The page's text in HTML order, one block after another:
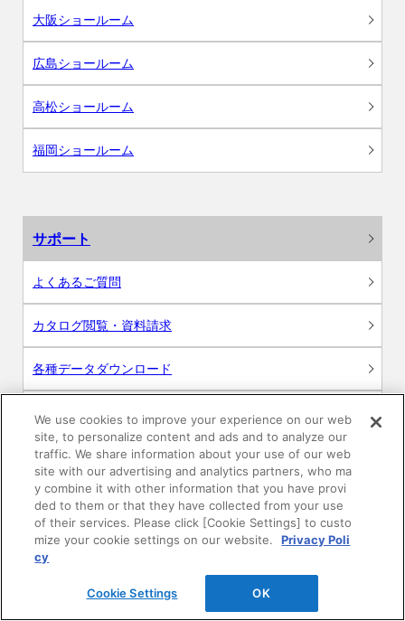
大阪ショールーム
広島ショールーム
高松ショールーム
福岡ショールーム
サポート
よくあるご質問
カタログ閲覧・資料請求
各種データダウンロード
WEB見積・各種シミュレーション
交換用部品の購入
修理・点検
お問い合わせ
We use cookies to improve your experience on our web
site, to personalize content and ads and to analyze our
traffic. We share information about your use of our web
site with our advertising and analytics partners, who ma
y combine it with other information that you have provi
ded to them or that they have collected from your use
of their services. Please click [Cookie Settings] to custo
mize your cookie settings on our website.
Privacy Poli
cy
Cookie Settings OK